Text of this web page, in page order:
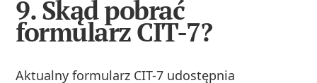
9. Skąd pobrać
formularz CIT-7?
Aktualny formularz CIT-7 udostępnia